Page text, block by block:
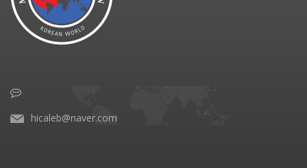
hicaleb@naver.com